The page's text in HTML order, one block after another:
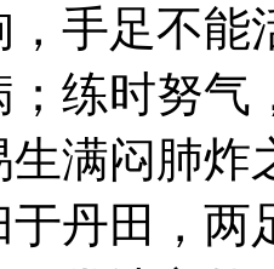
，手足不
练时努气
满闷肺炸
丹田，两